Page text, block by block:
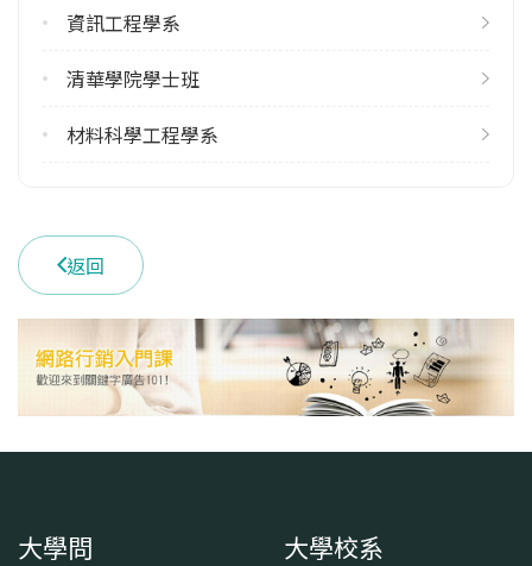
雙主修人數
113學年度下學期
(03)5725077
學系地址
新竹市東區光復路二段101號
資訊工程學系
清華學院學士班
材料科學工程學系
返回
大學問 大學校系